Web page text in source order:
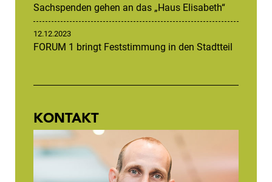
Sachspenden gehen an das „Haus Elisabeth“
12.12.2023
FORUM 1 bringt Feststimmung in den Stadtteil
KONTAKT